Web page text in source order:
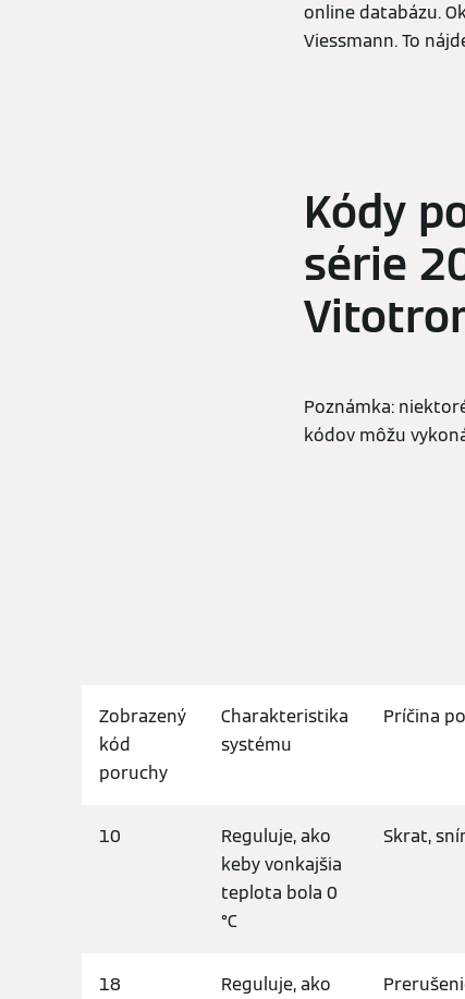
online databázu.
Viessmann. To
Kódy
série
Poznámka:
kódov môžu
Zobrazený
kód
poruchy
Charakteristika
systému
Príčina
10
Reguluje, ako
keby vonkajšia
teplota bola 0
°C
Skrat,
18 Reguluje, ako